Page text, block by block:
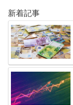
新着記事